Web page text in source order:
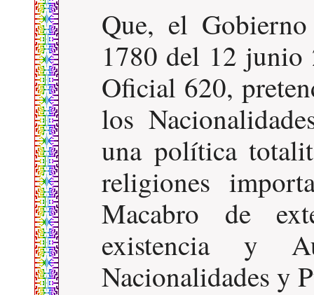
Que, el
1780 del 12 junio
Oficial 620,
los
una política
religiones
Macabro de
existencia y
Nacionalidades y